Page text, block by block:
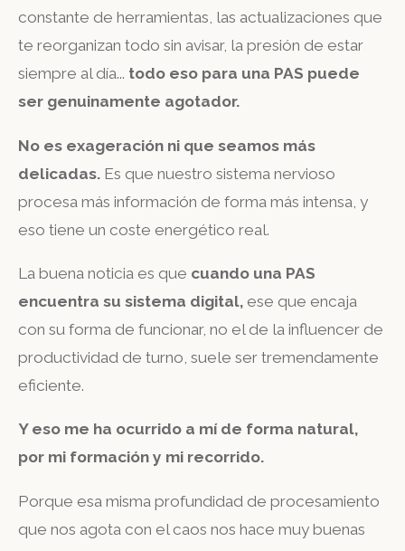
constante de herramientas, las actualizaciones que
te reorganizan todo sin avisar, la presión de estar
siempre al día... todo eso para una PAS puede
ser genuinamente agotador.
No es exageración ni que seamos más
delicadas. Es que nuestro sistema nervioso
procesa más información de forma más intensa, y
eso tiene un coste energético real.
La buena noticia es que cuando una PAS
encuentra su sistema digital, ese que encaja
con su forma de funcionar, no el de la influencer de
productividad de turno, suele ser tremendamente
eficiente.
Y eso me ha ocurrido a mí de forma natural,
por mi formación y mi recorrido.
Porque esa misma profundidad de procesamiento
que nos agota con el caos nos hace muy buenas